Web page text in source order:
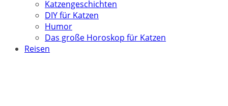
Katzengeschichten
DIY für Katzen
Humor
Das große Horoskop für Katzen
Reisen